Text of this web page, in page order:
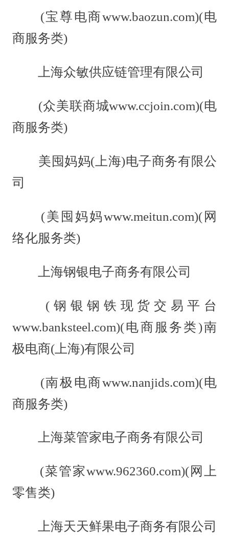
(宝尊电商www.baozun.com)(电
商服务类)
上海众敏供应链管理有限公司
(众美联商城www.ccjoin.com)(电
商服务类)
美囤妈妈(上海)电子商务有限公
司
(美囤妈妈www.meitun.com)(网
络化服务类)
上海钢银电子商务有限公司
(钢银钢铁现货交易平台
www.banksteel.com)(电商服务类)南
极电商(上海)有限公司
(南极电商www.nanjids.com)(电
商服务类)
上海菜管家电子商务有限公司
(菜管家www.962360.com)(网上
零售类)
上海天天鲜果电子商务有限公司